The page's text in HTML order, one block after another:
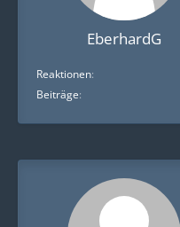
EberhardG
Reaktionen
Beiträge